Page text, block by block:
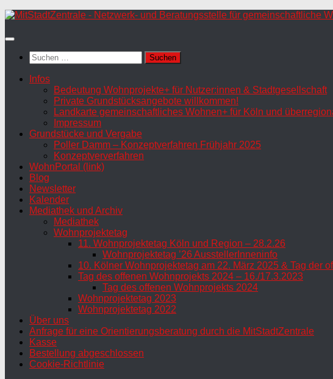
Zum
springen
Suchen
nach:
Infos
Bedeutung Wohnprojekte+ für Nutzer:innen & Stadtgesellschaft
Private Grundstücksangebote willkommen!
Landkarte gemeinschaftliches Wohnen+ für Köln und
Impressum
Grundstücke und Vergabe
Poller Damm – Konzeptverfahren Frühjahr 2025
Konzeptververfahren
WohnPortal (link)
Blog
Newsletter
Kalender
Mediathek und Archiv
Mediathek
Wohnprojektetag
11. Wohnprojektetag Köln und Region – 28.2.26
Wohnprojektetag ’26 AusstellerInneninfo
10. Kölner Wohnprojektetag am 22. März 2025 & Tag der
Tag des offenen Wohnprojekts 2024 – 16./17.3.2023
Tag des offenen Wohnprojekts 2024
Wohnprojektetag 2023
Wohnprojektetag 2022
Über uns
Anfrage für eine Orientierungsberatung durch die MitStadtZentrale
Kasse
Bestellung abgeschlossen
Cookie-Richtlinie